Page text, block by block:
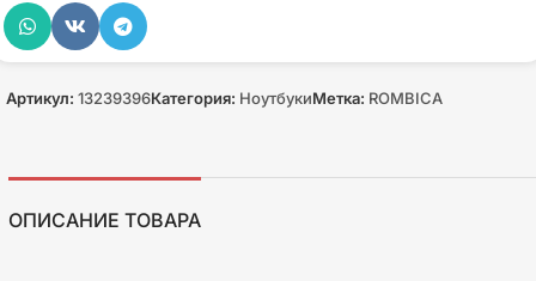
Артикул: 13239396Категория: НоутбукиМетка: ROMBICA
ОПИСАНИЕ ТОВАРА